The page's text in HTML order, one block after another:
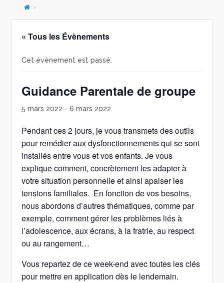
>
« Tous les Évènements
Cet évènement est passé.
Guidance Parentale de groupe
5 mars 2022 -6 mars 2022
Pendant ces 2 jours, je vous transmets des outils
pour remédier aux dysfonctionnements qui se sont
installés entre vous et vos enfants. Je vous
explique comment, concrètement les adapter à
votre situation personnelle et ainsi apaiser les
tensions familiales. En fonction de vos besoins,
nous abordons d’autres thématiques, comme par
exemple, comment gérer les problèmes liés à
l’adolescence, aux écrans, à la fratrie, au respect
ou au rangement…
Vous repartez de ce week-end avec toutes les clés
pour mettre en application dès le lendemain.